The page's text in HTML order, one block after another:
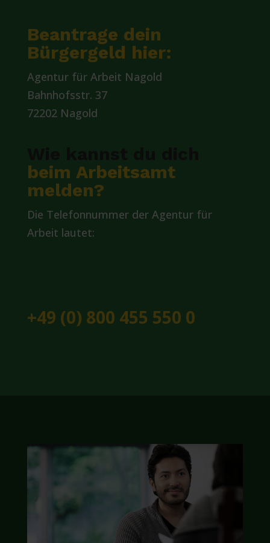
Beantrage dein
Bürgergeld hier:
Agentur für Arbeit Nagold
Bahnhofsstr. 37
72202 Nagold
beim Arbeitsamt
melden?
Die Telefonnummer der Agentur für
Arbeit lautet:
+49 (0) 800 455 550 0